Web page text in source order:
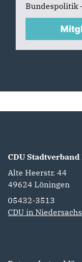
Bundespolitik
CDU
Alte Heerstr. 44
49624 Löningen
05432-3513
CDU in